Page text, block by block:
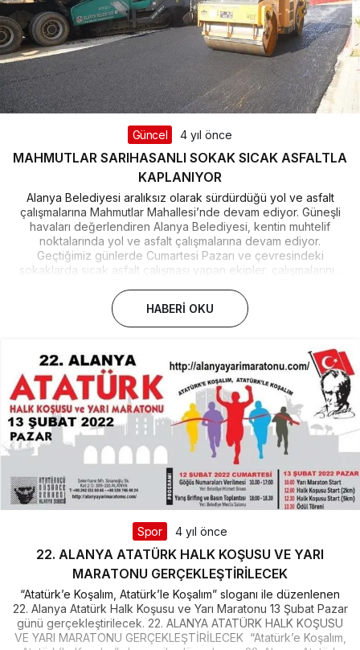
Güncel 4 yıl önce
MAHMUTLAR SARIHASANLI SOKAK SICAK ASFALTLA
KAPLANIYOR
Alanya Belediyesi aralıksız olarak sürdürdüğü yol ve asfalt
çalışmalarına Mahmutlar Mahallesi’nde devam ediyor. Güneşli
havaları değerlendiren Alanya Belediyesi, kentin muhtelif
noktalarında yol ve asfalt çalışmalarına devam ediyor.
Geçtiğimiz günlerde Cumartesi Pazarı ve çevresindeki
sokaklarda sıcak asfalt çalışması yapan ekipler, çalışmalarını...
HABERI OKU
Spor 4 yıl önce
22. ALANYA ATATÜRK HALK KOŞUSU VE YARI
MARATONU GERÇEKLEŞTİRİLECEK
“Atatürk’e Koşalım, Atatürk’le Koşalım” sloganı ile düzenlenen
22. Alanya Atatürk Halk Koşusu ve Yarı Maratonu 13 Şubat Pazar
günü gerçekleştirilecek. 22. ALANYA ATATÜRK HALK KOŞUSU
VE YARI MARATONU GERÇEKLEŞTİRİLECEK “Atatürk’e Koşalım,